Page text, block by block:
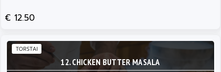
€ 12.50
12. CHICKEN BUTTER MASALA
TORSTAI